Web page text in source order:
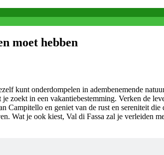
moet hebben
kunt onderdompelen in adembenemende
zoekt in een vakantiebestemming. Verken de
Campitello en geniet van de rust en sereniteit
Wat je ook kiest, Val di Fassa zal je verleiden